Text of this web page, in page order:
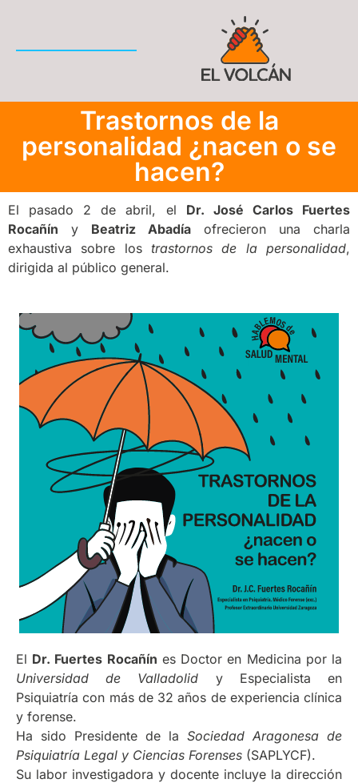
Trastornos de la
personalidad ¿nacen o se
hacen?
El pasado 2 de abril, el Dr. José Carlos Fuertes
Rocañín y Beatriz Abadía ofrecieron una charla
exhaustiva sobre los trastornos de la personalidad,
dirigida al público general.
El Dr. Fuertes Rocañín es Doctor en Medicina por la
Universidad de Valladolid y Especialista en
Psiquiatría con más de 32 años de experiencia clínica
y forense.
Ha sido Presidente de la Sociedad Aragonesa de
Psiquiatría Legal y Ciencias Forenses (SAPLYCF).
Su labor investigadora y docente incluye la dirección